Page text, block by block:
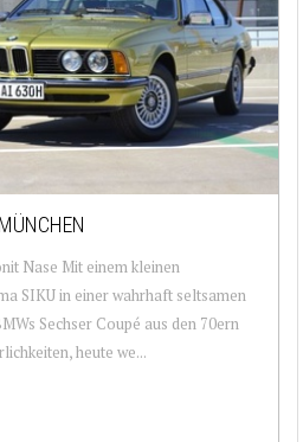
Nase Mit einem kleinen
SIKU in einer wahrhaft seltsamen
Sechser Coupé aus den 70ern
heute we...